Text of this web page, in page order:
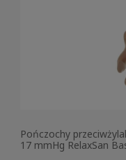
Pończochy
17 mmHg RelaxSan